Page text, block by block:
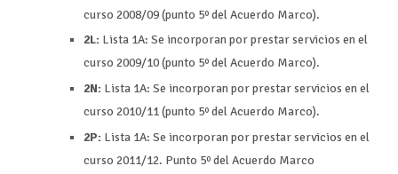
curso 2008/09 (punto 5º del Acuerdo Marco).
2L: Lista 1A: Se incorporan por prestar servicios en el
curso 2009/10 (punto 5º del Acuerdo Marco).
2N: Lista 1A: Se incorporan por prestar servicios en el
curso 2010/11 (punto 5º del Acuerdo Marco).
2P: Lista 1A: Se incorporan por prestar servicios en el
curso 2011/12. Punto 5º del Acuerdo Marco